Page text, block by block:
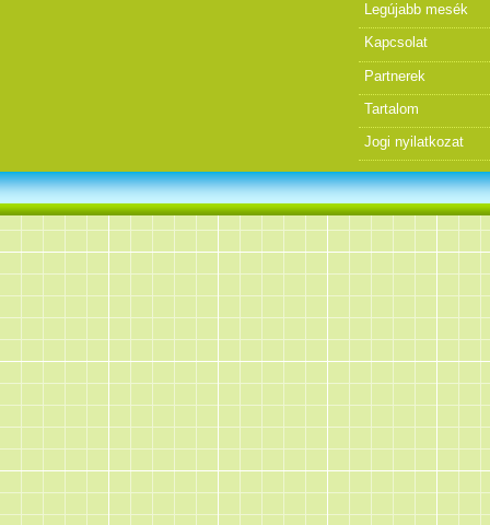
Legújabb mesék
Kapcsolat
Partnerek
Tartalom
Jogi nyilatkozat